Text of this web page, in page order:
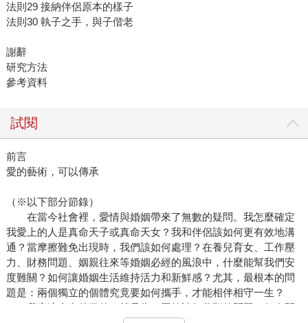
法則29 接納伴侶原本的樣子
法則30 執子之手，與子偕老
謝辭
研究方法
參考資料
試閱
前言
愛的藝術，可以傳承
（※以下部分節錄）
在當今社會裡，愛情與婚姻帶來了無數的疑問。我怎麼確定
我愛上的人是真命天子或真命天女？我和伴侶該如何更有效地溝
通？當摩擦難免出現時，我們該如何處理？在養兒育女、工作壓
力、財務問題、姻親往來等婚姻必經的風浪中，什麼能幫我們安
度難關？如何讓婚姻生活維持活力和新鮮感？尤其，最根本的問
題是：兩個獨立的個體究竟要如何攜手，才能相伴相守一生？
我寫這本書的目的，就是為了回答諸如此類的問題。但在開